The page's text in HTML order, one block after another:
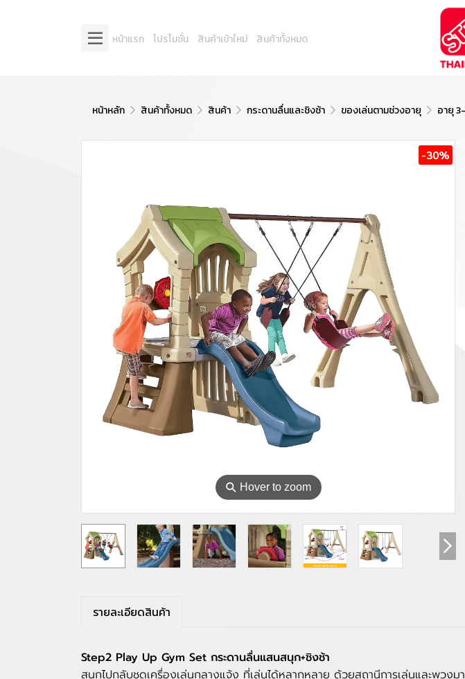
หน้าแรก โปรโมชั่น สินค้าเข้าใหม่ สินค้าทั้งหมด
หน้าหลัก สินค้าทั้งหมด สินค้า กระดานลื่นและชิงช้า ของเล่นตามช่วงอายุ อายุ
⚲ Hover to zoom
-30%
รายละเอียดสินค้า
Step2 Play Up Gym Set กระดานลื่นแสนสนุก+ชิงช้า
สนุกไปกลับชุดเครื่องเล่นกลางแจ้ง ที่เล่นได้หลากหลาย ด้วยสถานีการเล่นและพว